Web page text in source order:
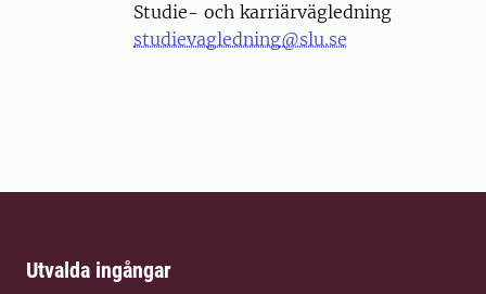
Studie- och karriärvägledning
studievagledning@slu.se
Utvalda ingångar